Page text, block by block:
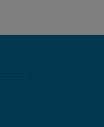
i nytt fönster.